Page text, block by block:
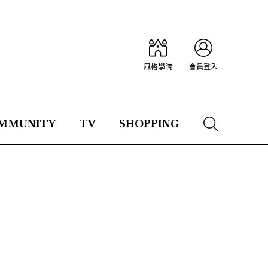
風格學院 會員登入
TV SHOPPING